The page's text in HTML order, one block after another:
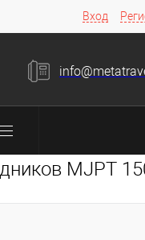
Вход
MJPT